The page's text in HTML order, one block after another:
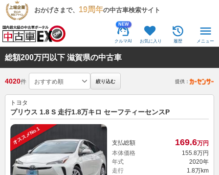
おかげさまで、 19周年の中古車検索サイト
NEW
クルマAI お気に入り 履歴 メニュー
総額200万円以下 滋賀県の中古車
4020件 絞り込む 提供：
トヨタ
プリウス 1.8 S 走行1.8万キロ セーフティーセンスP
オススメNo.1 支払総額 169.6万円
本体価格
155.8万円
年式
2020年
走行
1.8万km